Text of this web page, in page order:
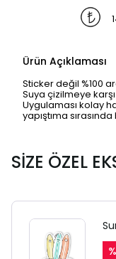
Ürün Açıklaması
Sticker değil %100
Suya çizilmeye karşı
Uygulaması kolay
yapıştıma
SİZE ÖZEL
%